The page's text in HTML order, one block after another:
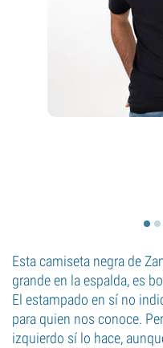
Esta camiseta negra de
grande en la espalda, es
El estampado en sí no
para quien nos conoce.
izquierdo sí lo hace,